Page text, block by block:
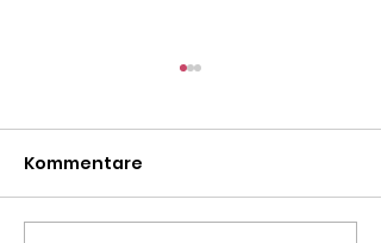
Kommentare